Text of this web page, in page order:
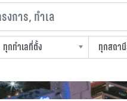
ร, ทำเล
ทุกทำเลที่ตั้ง
ทุกสถา